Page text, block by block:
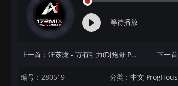
等待播放
上一首：汪苏泷 - 万有引力(Dj炮哥 ProgHouse Mix国语男)
编号：280519 分类：中文